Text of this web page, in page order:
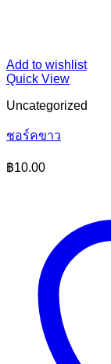
Add to wishlist
Quick View
Uncategorized
ชอร์คขาว
฿10.00